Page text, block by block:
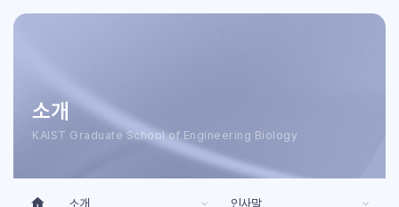
소개
KAIST Graduate School of Engineering Biology
소개 인사말